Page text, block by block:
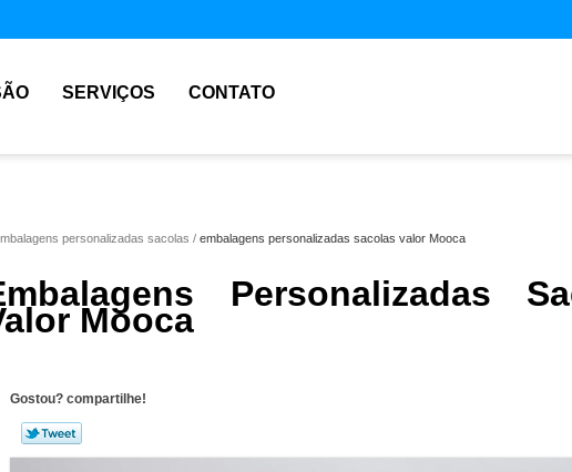
SERVIÇOS CONTATO
personalizadas sacolas embalagens personalizadas sacolas valor Mooca
Personalizadas
Mooca
Gostou? compartilhe!